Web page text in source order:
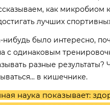
как микробиом
лучших
нибудь было интересно,
с одинаковым
разные результаты?
в кишечнике.
наука показывает: